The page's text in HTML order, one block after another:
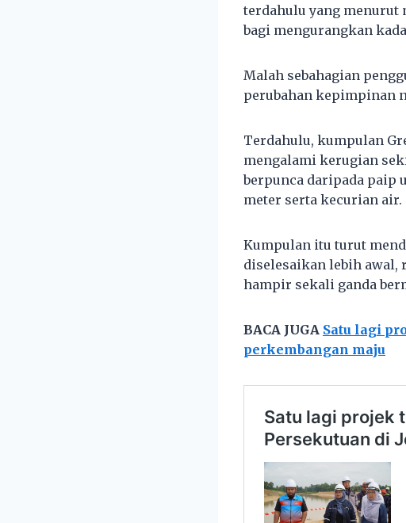
terdahulu yang menurut
bagi mengurangkan
Malah sebahagian
perubahan kepimpinan
Terdahulu, kumpulan
mengalami kerugian
berpunca daripada paip
meter serta kecurian air.
Kumpulan itu turut
diselesaikan lebih
hampir sekali ganda
BACA JUGA Satu lagi
perkembangan maju